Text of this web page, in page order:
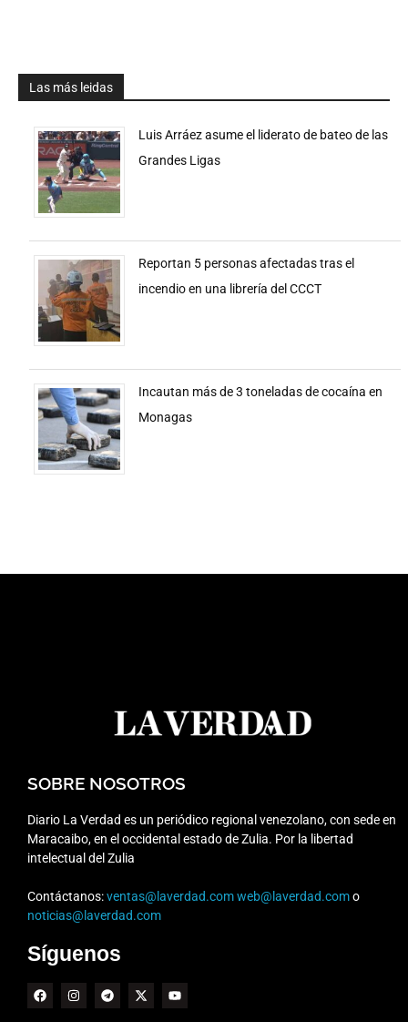
Las más leidas
Luis Arráez asume el liderato de bateo de las
Grandes Ligas
Reportan 5 personas afectadas tras el
incendio en una librería del CCCT
Incautan más de 3 toneladas de cocaína en
Monagas
SOBRE NOSOTROS
Diario La Verdad es un periódico regional venezolano, con sede en
Maracaibo, en el occidental estado de Zulia. Por la libertad
intelectual del Zulia
Contáctanos:ventas@laverdad.comweb@laverdad.como
noticias@laverdad.com
Síguenos